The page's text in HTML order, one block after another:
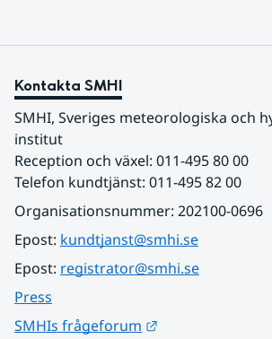
Kontakta SMHI
SMHI, Sveriges meteorologiska och
institut
Reception och växel: 011-495 80 00
Telefon kundtjänst: 011-495 82 00
Organisationsnummer: 202100-0696
Epost: kundtjanst@smhi.se
Epost: registrator@smhi.se
Press
SMHIs frågeforum